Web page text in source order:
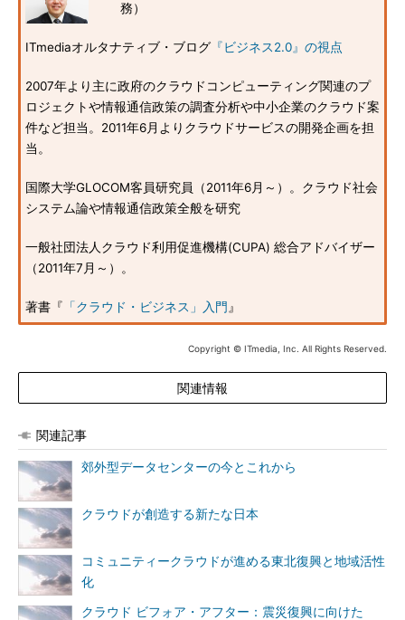
務）
ITmediaオルタナティブ・ブログ 『ビジネス2.0』の視点
2007年より主に政府のクラウドコンピューティング関連のプ
ロジェクトや情報通信政策の調査分析や中小企業のクラウド案
件など担当。2011年6月よりクラウドサービスの開発企画を担
当。
国際大学GLOCOM客員研究員（2011年6月～）。クラウド社会
システム論や情報通信政策全般を研究
一般社団法人クラウド利用促進機構(CUPA) 総合アドバイザー
（2011年7月～）。
著書『 「クラウド・ビジネス」入門 』
Copyright © ITmedia, Inc. All Rights Reserved.
関連情報
関連記事
郊外型データセンターの今とこれから
クラウドが創造する新たな日本
コミュニティークラウドが進める東北復興と地域活性
化
クラウド ビフォア・アフター：震災復興に向けた